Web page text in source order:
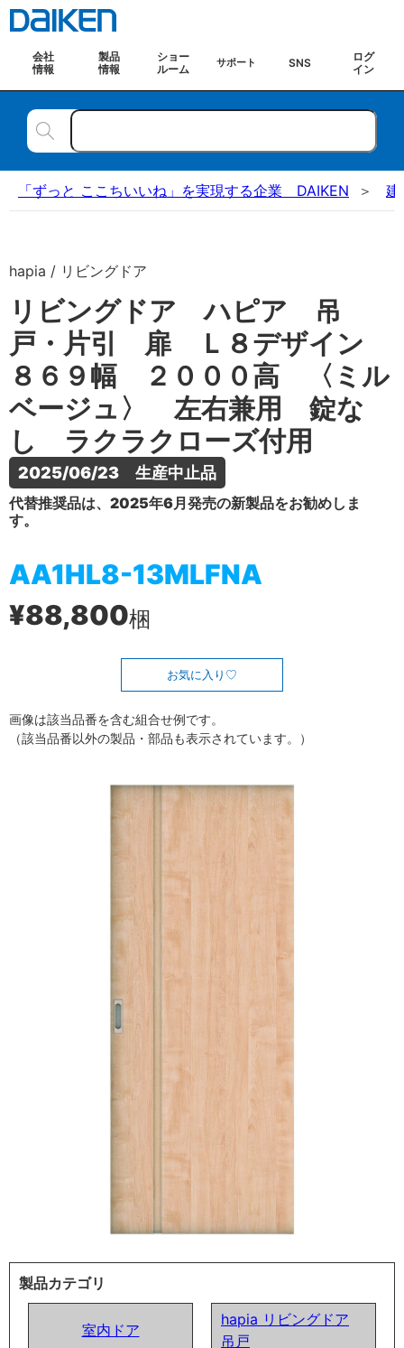
会社
情報
製品
情報
ショー
ルーム
サポート SNS
ログ
イン
「ずっと ここちいいね」を実現する企業 DAIKEN 建
hapia / リビングドア
リビングドア ハピア 吊
戸・片引 扉 Ｌ８デザイン
８６９幅 ２０００高 〈ミル
ベージュ〉 左右兼用 錠な
し ラクラクローズ付用
2025/06/23　生産中止品
代替推奨品は、2025年6月発売の新製品をお勧めしま
す。
AA1HL8-13MLFNA
¥88,800梱
お気に入り
画像は該当品番を含む組合せ例です。
（該当品番以外の製品・部品も表示されています。）
製品カテゴリ
室内ドア
hapia リビングドア
吊戸